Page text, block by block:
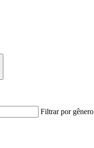
Filtrar por gênero